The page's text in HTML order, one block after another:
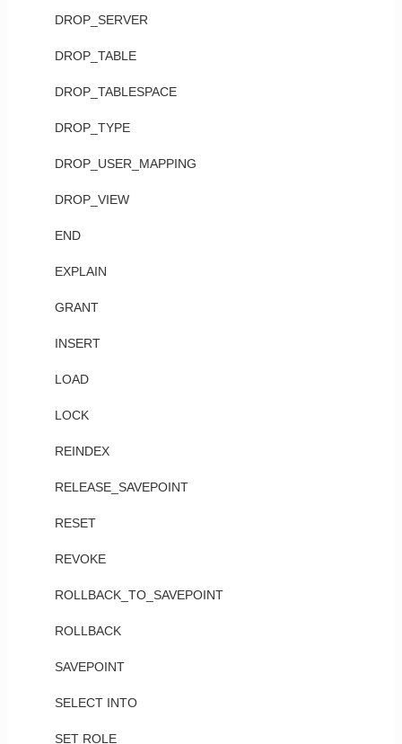
DROP_SERVER
DROP_TABLE
DROP_TABLESPACE
DROP_TYPE
DROP_USER_MAPPING
DROP_VIEW
END
EXPLAIN
GRANT
INSERT
LOAD
LOCK
REINDEX
RELEASE_SAVEPOINT
RESET
REVOKE
ROLLBACK_TO_SAVEPOINT
ROLLBACK
SAVEPOINT
SELECT INTO
SET ROLE